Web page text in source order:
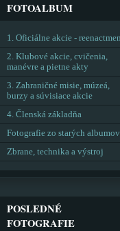
FOTOALBUM
1. Oficiálne akcie -
2. Klubové akcie, cvičenia,
manévre a pietne akty
3. Zahraničné misie, múzeá,
burzy a súvisiace akcie
4. Členská základňa
Fotografie zo starých albumov
Zbrane, technika a výstroj
POSLEDNÉ
FOTOGRAFIE